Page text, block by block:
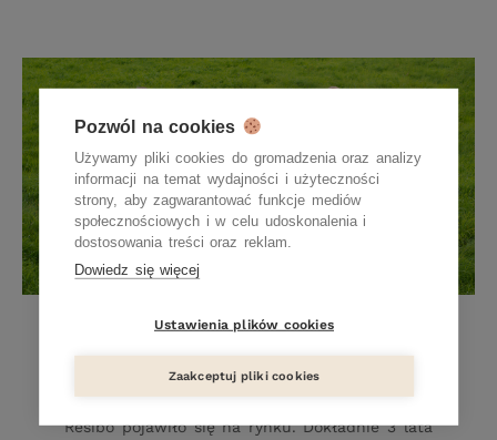
Trzy lata życia Resibo
Dokładnie teraz, w grudniu, minęły 3 lata, odkąd
Resibo pojawiło się na rynku. Dokładnie 3 lata
Pozwól na cookies
Używamy pliki cookies do gromadzenia oraz analizy
informacji na temat wydajności i użyteczności
strony, aby zagwarantować funkcje mediów
społecznościowych i w celu udoskonalenia i
dostosowania treści oraz reklam.
Dowiedz się więcej
Ustawienia plików cookies
Zaakceptuj pliki cookies